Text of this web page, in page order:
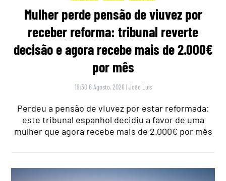
Mulher perde pensão de viuvez por
receber reforma: tribunal reverte
decisão e agora recebe mais de 2.000€
por mês
19:30 6 Agosto, 2026 |João Luís
Perdeu a pensão de viuvez por estar reformada:
este tribunal espanhol decidiu a favor de uma
mulher que agora recebe mais de 2.000€ por mês